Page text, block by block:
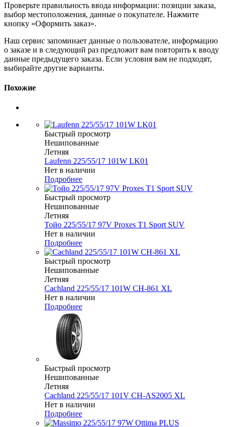
Проверьте правильность ввода информации: позиции заказа,
выбор местоположения, данные о покупателе. Нажмите
кнопку «Оформить заказ».
Наш сервис запоминает данные о пользователе, информацию
о заказе и в следующий раз предложит вам повторить к вводу
данные предыдущего заказа. Если условия вам не подходят,
выбирайте другие варианты.
Похожие
Быстрый просмотр
Нешипованные
Летняя
Laufenn 225/55/17 101W LK01
Нет в наличии
Подробнее
Быстрый просмотр
Нешипованные
Летняя
Тойо 225/55/17 97V Proxes T1 Sport SUV
Нет в наличии
Подробнее
Быстрый просмотр
Нешипованные
Летняя
Cachland 225/55/17 101W CH-861 XL
Нет в наличии
Подробнее
Быстрый просмотр
Нешипованные
Летняя
Cachland 225/55/17 101V CH-AS2005 XL
Нет в наличии
Подробнее